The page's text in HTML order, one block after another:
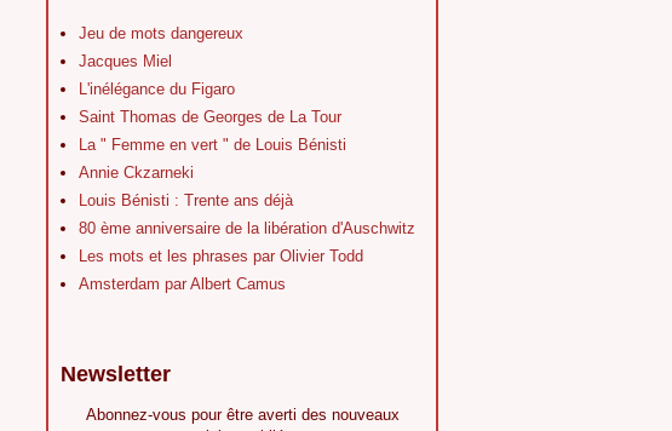
Jeu de mots dangereux
Jacques Miel
L'inélégance du Figaro
Saint Thomas de Georges de La Tour
La " Femme en vert " de Louis Bénisti
Annie Ckzarneki
Louis Bénisti : Trente ans déjà
80 ème anniversaire de la libération d'Auschwitz
Les mots et les phrases par Olivier Todd
Amsterdam par Albert Camus
Newsletter
Abonnez-vous pour être averti des nouveaux